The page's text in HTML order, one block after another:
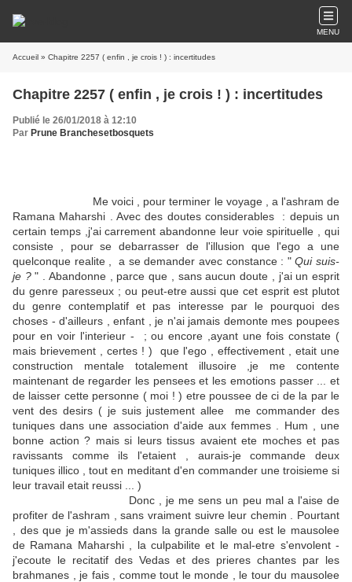
MENU
Accueil » Chapitre 2257 ( enfin , je crois ! ) : incertitudes
Chapitre 2257 ( enfin , je crois ! ) : incertitudes
Publié le 26/01/2018 à 12:10
Par Prune Branchesetbosquets
Me voici , pour terminer le voyage , a l'ashram de
Ramana Maharshi . Avec des doutes considerables : depuis un
certain temps ,j'ai carrement abandonne leur voie spirituelle , qui
consiste , pour se debarrasser de l'illusion que l'ego a une
quelconque realite , a se demander avec constance : "Qui suis-
je ?" . Abandonne , parce que , sans aucun doute , j'ai un esprit
du genre paresseux ; ou peut-etre aussi que cet esprit est plutot
du genre contemplatif et pas interesse par le pourquoi des
choses - d'ailleurs , enfant , je n'ai jamais demonte mes poupees
pour en voir l'interieur - ; ou encore ,ayant une fois constate (
mais brievement , certes ! ) que l'ego , effectivement , etait une
construction mentale totalement illusoire ,je me contente
maintenant de regarder les pensees et les emotions passer ... et
de laisser cette personne ( moi ! ) etre poussee de ci de la par le
vent des desirs ( je suis justement allee me commander des
tuniques dans une association d'aide aux femmes . Hum , une
bonne action ? mais si leurs tissus avaient ete moches et pas
ravissants comme ils l'etaient , aurais-je commande deux
tuniques illico , tout en meditant d'en commander une troisieme si
leur travail etait reussi ... )
Donc , je me sens un peu mal a l'aise de
profiter de l'ashram , sans vraiment suivre leur chemin . Pourtant
, des que je m'assieds dans la grande salle ou est le mausolee
de Ramana Maharshi , la culpabilite et le mal-etre s'envolent -
j'ecoute le recitatif des Vedas et des prieres chantes par les
brahmanes , je fais , comme tout le monde , le tour du mausolee